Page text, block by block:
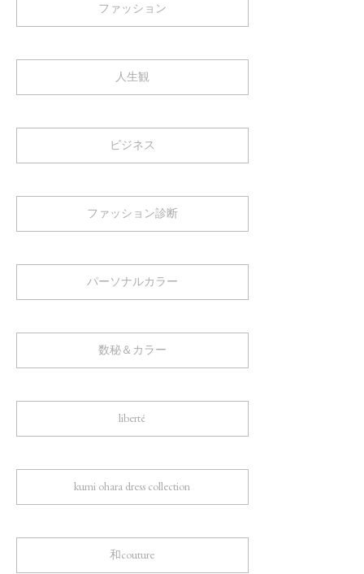
ファッション
人生観
ビジネス
ファッション診断
パーソナルカラー
数秘＆カラー
liberté
kumi ohara dress collection
和couture